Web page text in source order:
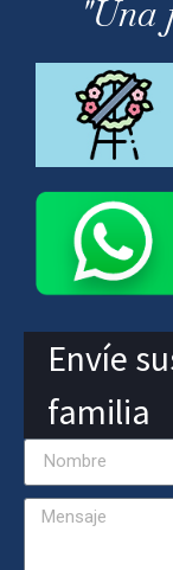
"Una
Envíe
familia